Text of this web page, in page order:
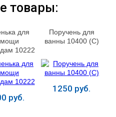
товары:
для
10222
руб.
Поручень для
ванны 10400 (С)
1250 руб.